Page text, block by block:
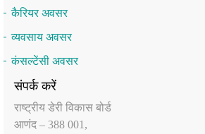
कैरियर अवसर
व्यवसाय अवसर
कंसल्टेंसी अवसर
संपर्क करें
राष्‍ट्रीय डेरी विकास बोर्ड
आणंद – 388 001,